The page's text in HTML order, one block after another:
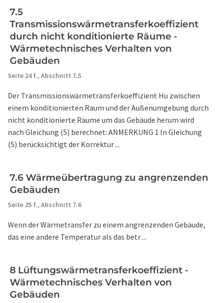
7.5
Transmissionswärmetransferkoeffizient
durch nicht konditionierte Räume -
Wärmetechnisches Verhalten von
Gebäuden
Seite 24 f., Abschnitt 7.5
Der Transmissionswärmetransferkoeffizient Hu zwischen
einem konditionierten Raum und der Außenumgebung durch
nicht konditionierte Räume um das Gebäude herum wird
nach Gleichung (5) berechnet: ANMERKUNG 1 In Gleichung
(5) berücksichtigt der Korrektur ...
7.6 Wärmeübertragung zu angrenzenden
Gebäuden
Seite 25 f., Abschnitt 7.6
Wenn der Wärmetransfer zu einem angrenzenden Gebäude,
das eine andere Temperatur als das betr ...
8 Lüftungswärmetransferkoeffizient -
Wärmetechnisches Verhalten von
Gebäuden